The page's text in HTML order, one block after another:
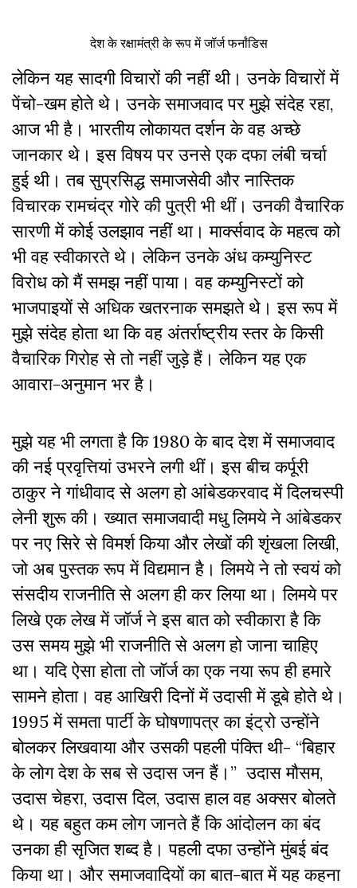
देश के रक्षामंत्री के रूप में जॉर्ज फर्नांडिस
लेकिन यह सादगी विचारों की नहीं थी। उनके विचारों में
पेंचो-खम होते थे। उनके समाजवाद पर मुझे संदेह रहा,
आज भी है। भारतीय लोकायत दर्शन के वह अच्छे
जानकार थे। इस विषय पर उनसे एक दफा लंबी चर्चा
हुई थी। तब सुप्रसिद्ध समाजसेवी और नास्तिक
विचारक रामचंद्र गोरे की पुत्री भी थीं। उनकी वैचारिक
सारणी में कोई उलझाव नहीं था। मार्क्सवाद के महत्व को
भी वह स्वीकारते थे। लेकिन उनके अंध कम्युनिस्ट
विरोध को मैं समझ नहीं पाया। वह कम्युनिस्टों को
भाजपाइयों से अधिक खतरनाक समझते थे। इस रूप में
मुझे संदेह होता था कि वह अंतर्राष्ट्रीय स्तर के किसी
वैचारिक गिरोह से तो नहीं जुड़े हैं। लेकिन यह एक
आवारा-अनुमान भर है।
मुझे यह भी लगता है कि 1980 के बाद देश में समाजवाद
की नई प्रवृत्तियां उभरने लगी थीं। इस बीच कर्पूरी
ठाकुर ने गांधीवाद से अलग हो आंबेडकरवाद में दिलचस्पी
लेनी शुरू की। ख्यात समाजवादी मधु लिमये ने आंबेडकर
पर नए सिरे से विमर्श किया और लेखों की शृंखला लिखी,
जो अब पुस्तक रूप में विद्यमान है। लिमये ने तो स्वयं को
संसदीय राजनीति से अलग ही कर लिया था। लिमये पर
लिखे एक लेख में जॉर्ज ने इस बात को स्वीकारा है कि
उस समय मुझे भी राजनीति से अलग हो जाना चाहिए
था। यदि ऐसा होता तो जॉर्ज का एक नया रूप ही हमारे
सामने होता। वह आखिरी दिनों में उदासी में डूबे होते थे।
1995 में समता पार्टी के घोषणापत्र का इंट्रो उन्होंने
बोलकर लिखवाया और उसकी पहली पंक्ति थी- “बिहार
के लोग देश के सब से उदास जन हैं।” उदास मौसम,
उदास चेहरा, उदास दिल, उदास हाल वह अक्सर बोलते
थे। यह बहुत कम लोग जानते हैं कि आंदोलन का बंद
उनका ही सृजित शब्द है। पहली दफा उन्होंने मुंबई बंद
किया था। और समाजवादियों का बात-बात में यह कहना